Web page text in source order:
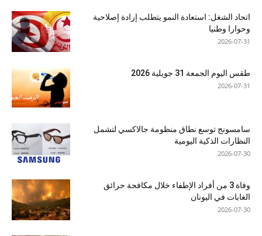
اتحاد الشغل: استعادة النمو يتطلب إرادة إصلاحية
وحوارا وطنيا
2026-07-31
طقس اليوم الجمعة 31 جويلية 2026
2026-07-31
سامسونج توسع نطاق منظومة جالاكسي لتشمل
النظارات الذكية اليومية
2026-07-30
وفاة 3 من أفراد الإطفاء خلال مكافحة حرائق
الغابات في اليونان
2026-07-30